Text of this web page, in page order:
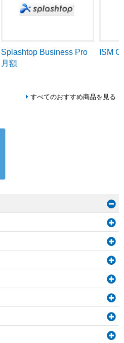
Splashtop Business Pro
月額
ISM
すべてのおすすめ商品を見る